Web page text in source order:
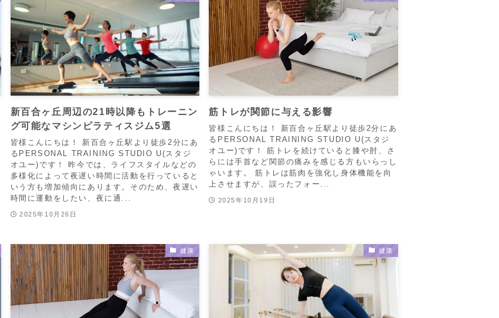
新百合ヶ丘周辺の21時以降もトレーニン
グ可能なマシンピラティスジム5選
皆様こんにちは！ 新百合ヶ丘駅より徒歩2分にあ
るPERSONAL TRAINING STUDIO U(スタジ
オユー)です！ 昨今では、ライフスタイルなどの
多様化によって夜遅い時間に活動を行っていると
いう方も増加傾向にあります。そのため、夜遅い
時間に運動をしたい、夜に通...
2025年10月26日
筋トレが関節に与える影響
皆様こんにちは！ 新百合ヶ丘駅より徒歩2分にあ
るPERSONAL TRAINING STUDIO U(スタジ
オユー)です！ 筋トレを続けていると膝や肘、さ
らには手首など関節の痛みを感じる方もいらっし
ゃいます。 筋トレは筋肉を強化し身体機能を向
上させますが、誤ったフォー...
2025年10月19日
健康 健康